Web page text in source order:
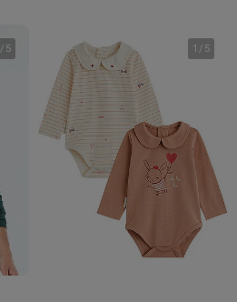
/ 5 1 / 5